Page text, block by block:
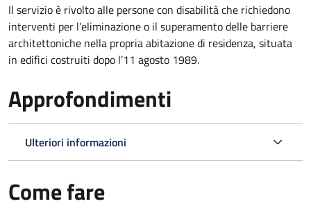
Il servizio è rivolto alle persone con disabilità che richiedono
interventi per l’eliminazione o il superamento delle barriere
architettoniche nella propria abitazione di residenza, situata
in edifici costruiti dopo l’11 agosto 1989.
Approfondimenti
Ulteriori informazioni
Come fare